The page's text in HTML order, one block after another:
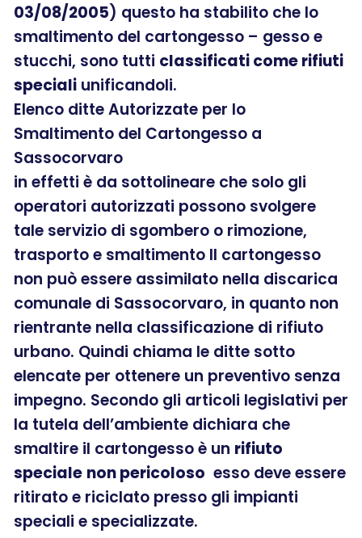
03/08/2005) questo ha stabilito che lo
smaltimento del cartongesso – gesso e
stucchi, sono tutti classificati come rifiuti
speciali unificandoli.
Elenco ditte Autorizzate per lo
Smaltimento del Cartongesso a
Sassocorvaro
in effetti è da sottolineare che solo gli
operatori autorizzati possono svolgere
tale servizio di sgombero o rimozione,
trasporto e smaltimento Il cartongesso
non può essere assimilato nella discarica
comunale di Sassocorvaro, in quanto non
rientrante nella classificazione di rifiuto
urbano. Quindi chiama le ditte sotto
elencate per ottenere un preventivo senza
impegno. Secondo gli articoli legislativi per
la tutela dell’ambiente dichiara che
smaltire il cartongesso è un rifiuto
speciale non pericoloso esso deve essere
ritirato e riciclato presso gli impianti
speciali e specializzate.